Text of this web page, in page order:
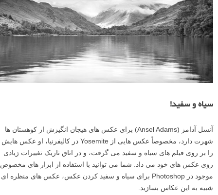
سیاه و سفید!
آنسل آدامز (Ansel Adams) برای عکس های هیجان انگیزش از کوهستان ها
شهرت دارد، مخصوصاً عکس هایی از Yosemite در کالیفرنیا، او عکس هایش
را بر روی فیلم های سیاه و سفید می گرفت، و در اتاق تاریک تغییرات زیادی
روی عکس های خود می داد. شما می توانید با استفاده از ابزار های مخصوص
موجود در Photoshop برای سیاه و سفید کردن عکس، عکس های منظره ای
شبیه به این عکاس بسازید.